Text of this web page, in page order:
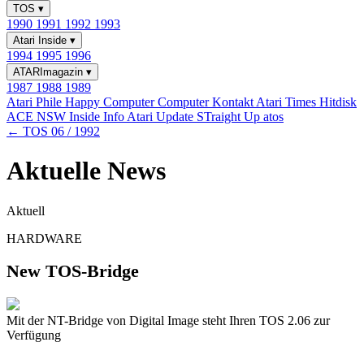
TOS ▾
1990 1991 1992 1993
Atari Inside ▾
1994 1995 1996
ATARImagazin ▾
1987 1988 1989
Atari Phile Happy ComputerComputer Kontakt Atari Times Hitdisk
ACE NSW Inside Info Atari Update STraight Up atos
← TOS 06 / 1992
Aktuelle News
Aktuell
HARDWARE
New TOS-Bridge
Mit der NT-Bridge von Digital Image steht Ihren TOS 2.06 zur
Verfügung